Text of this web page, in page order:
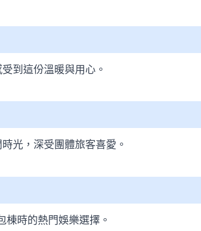
到這份溫暖與用心。
光，深受團體旅客喜愛。
時的熱門娛樂選擇。